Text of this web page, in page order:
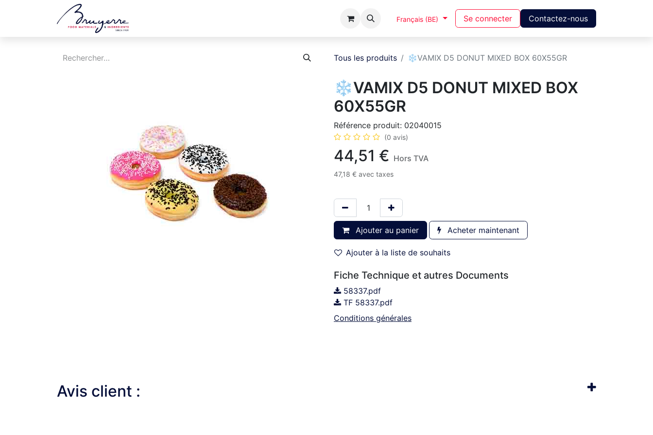
A Propos Français (BE) Se connecter Contactez-nous
Tous les produits ❄️VAMIX D5 DONUT MIXED BOX 60X55GR
❄️VAMIX D5 DONUT MIXED BOX
60X55GR
Référence produit: 02040015
(0 avis)
44,51 € Hors TVA
47,18 € avec taxes
Ajouter au panier Acheter maintenant
Ajouter à la liste de souhaits
Fiche Technique et autres Documents
58337.pdf
TF 58337.pdf
Conditions générales
Avis client :